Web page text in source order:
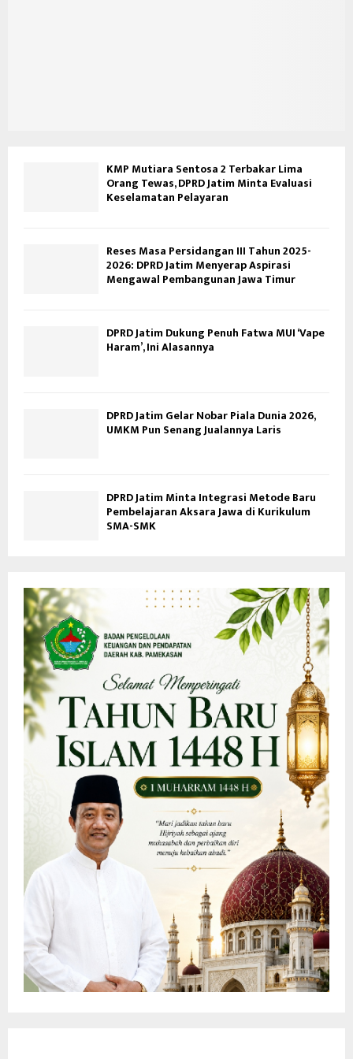
KMP Mutiara Sentosa 2 Terbakar Lima
Orang Tewas, DPRD Jatim Minta Evaluasi
Keselamatan Pelayaran
Reses Masa Persidangan III Tahun 2025-
2026: DPRD Jatim Menyerap Aspirasi
Mengawal Pembangunan Jawa Timur
DPRD Jatim Dukung Penuh Fatwa MUI ‘Vape
Haram’, Ini Alasannya
DPRD Jatim Gelar Nobar Piala Dunia 2026,
UMKM Pun Senang Jualannya Laris
DPRD Jatim Minta Integrasi Metode Baru
Pembelajaran Aksara Jawa di Kurikulum
SMA-SMK